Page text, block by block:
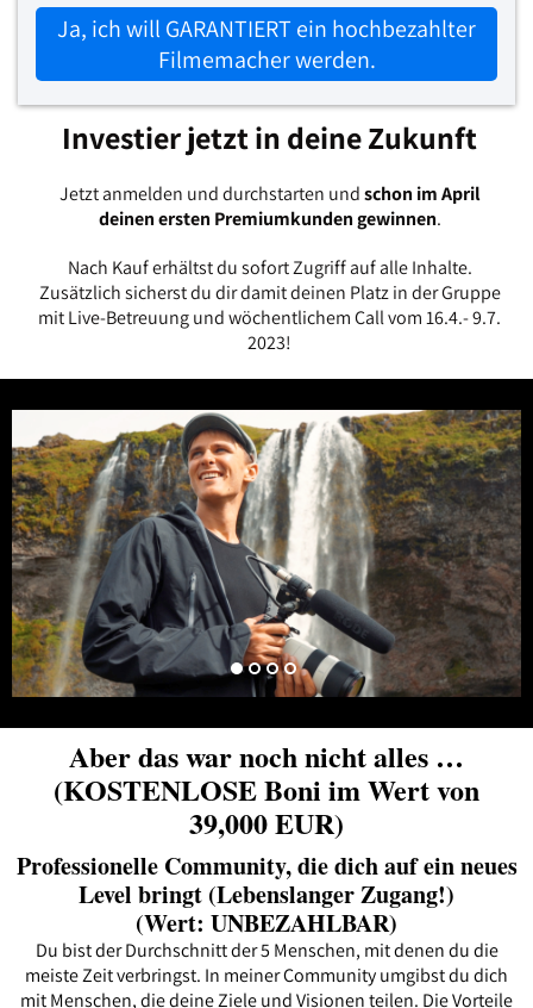
Ja, ich will GARANTIERT ein hochbezahlter
Filmemacher werden.
Investier jetzt in deine Zukunft
Jetzt anmelden und durchstarten undschon im April
deinen ersten Premiumkunden gewinnen.
Nach Kauf erhältst du sofort Zugriff auf alle Inhalte.
Zusätzlich sicherst du dir damit deinen Platz in der Gruppe
mit Live-Betreuung und wöchentlichem Call vom 16.4.- 9.7.
2023!
Aber das war noch nicht alles …
(KOSTENLOSE Boni im Wert von
39,000 EUR)
Professionelle Community, die dich auf ein neues
Level bringt (Lebenslanger Zugang!)
(Wert: UNBEZAHLBAR)
Du bist der Durchschnitt der 5 Menschen, mit denen du die
meiste Zeit verbringst. In meiner Community umgibst du dich
mit Menschen, die deine Ziele und Visionen teilen. Die Vorteile